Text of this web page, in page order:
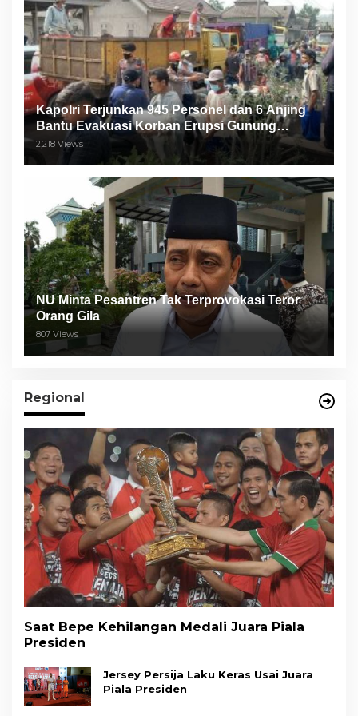
Kapolri Terjunkan 945 Personel dan 6 Anjing
Bantu Evakuasi Korban Erupsi Gunung
Semeru
2,218 Views
NU Minta Pesantren Tak Terprovokasi Teror
Orang Gila
807 Views
Regional
Saat Bepe Kehilangan Medali Juara Piala
Presiden
Jersey Persija Laku Keras Usai Juara
Piala Presiden